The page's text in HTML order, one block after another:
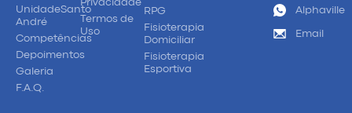
UnidadeSanto
André
Competências
Depoimentos
Galeria
F.A.Q.
Privacidade
Termos de
Uso
RPG
Fisioterapia
Domiciliar
Fisioterapia
Esportiva
Alphaville
Email